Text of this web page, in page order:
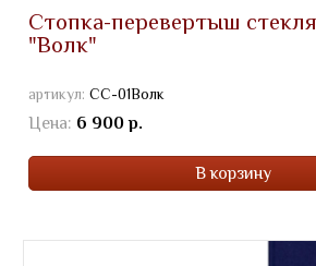
Стопка-перевертыш
"Волк"
артикул: СС-01Волк
Цена: 6 900 р.
В корзину